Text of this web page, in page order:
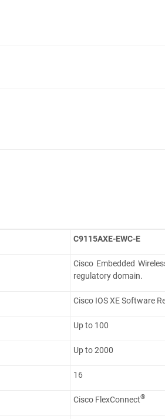
C9115AXE-EWC-E
Cisco Embedded
regulatory domain.
Cisco IOS XE Software
Up to 100
Up to 2000
16
Cisco FlexConnect®